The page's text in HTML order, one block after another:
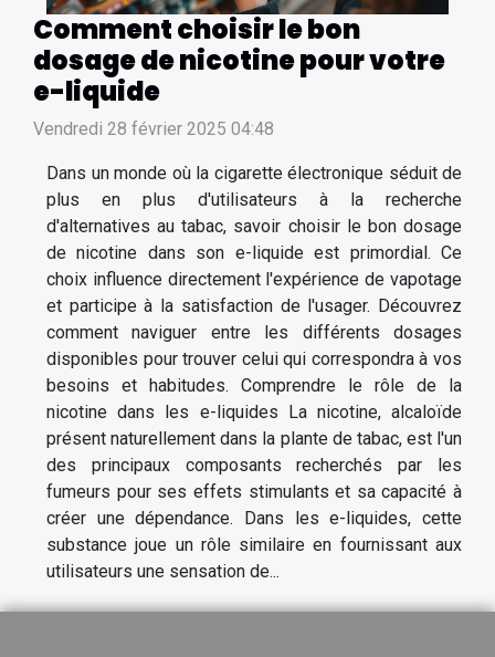
Comment choisir le bon
dosage de nicotine pour votre
e-liquide
Vendredi 28 février 2025 04:48
Dans un monde où la cigarette électronique séduit de
plus en plus d'utilisateurs à la recherche
d'alternatives au tabac, savoir choisir le bon dosage
de nicotine dans son e-liquide est primordial. Ce
choix influence directement l'expérience de vapotage
et participe à la satisfaction de l'usager. Découvrez
comment naviguer entre les différents dosages
disponibles pour trouver celui qui correspondra à vos
besoins et habitudes. Comprendre le rôle de la
nicotine dans les e-liquides La nicotine, alcaloïde
présent naturellement dans la plante de tabac, est l'un
des principaux composants recherchés par les
fumeurs pour ses effets stimulants et sa capacité à
créer une dépendance. Dans les e-liquides, cette
substance joue un rôle similaire en fournissant aux
utilisateurs une sensation de...